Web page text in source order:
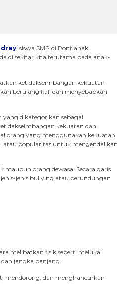
, siswa SMP di Pontianak,
di sekitar kita terutama pada anak-
ketidakseimbangan kekuatan
berulang kali dan menyebabkan
yang dikategorikan sebagai
kekuatan dan
orang yang menggunakan kekuatan
atau popularitas untuk mengendalikan
maupun orang dewasa. Secara garis
jenis bullying atau perundungan
melibatkan fisik seperti melukai
jangka panjang.
mendorong, dan menghancurkan